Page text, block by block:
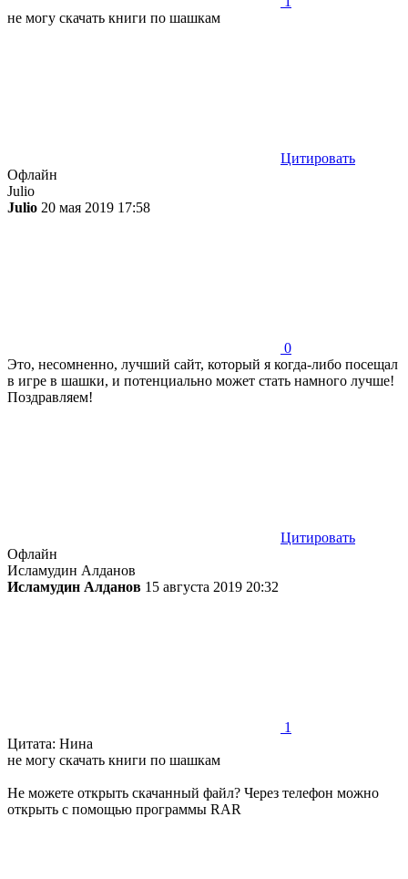
не могу скачать книги по шашкам
Цитировать
Офлайн
Julio
Julio 20 мая 2019 17:58
0
Это, несомненно, лучший сайт, который я когда-либо посещал
в игре в шашки, и потенциально может стать намного лучше!
Поздравляем!
Цитировать
Офлайн
Исламудин Алданов
Исламудин Алданов 15 августа 2019 20:32
1
Цитата: Нина
не могу скачать книги по шашкам
Не можете открыть скачанный файл? Через телефон можно
открыть с помощью программы RAR